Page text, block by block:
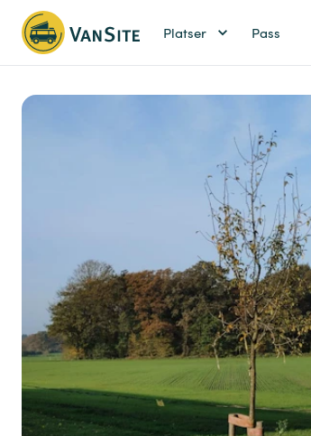
Platser Pass